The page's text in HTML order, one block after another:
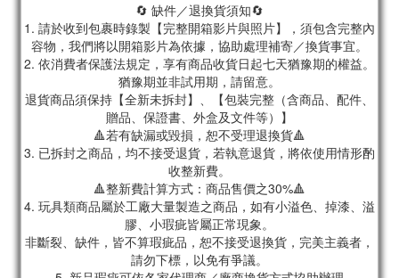
🔄 缺件／退換貨須知🔄
1. 請於收到包裹時錄製【完整開箱影片與照片】，須包含完整內
容物，我們將以開箱影片為依據，協助處理補寄／換貨事宜。
2. 依消費者保護法規定，享有商品收貨日起七天猶豫期的權益。
猶豫期並非試用期，請留意。
退貨商品須保持【全新未拆封】、【包裝完整（含商品、配件、
贈品、保證書、外盒及文件等）】
🔺若有缺漏或毀損，恕不受理退換貨🔺
3. 已拆封之商品，均不接受退貨，若執意退貨，將依使用情形酌
收整新費。
🔺整新費計算方式：商品售價之30%🔺
4. 玩具類商品屬於工廠大量製造之商品，如有小溢色、掉漆、溢
膠、小瑕疵皆屬正常現象。
非斷裂、缺件，皆不算瑕疵品，恕不接受退換貨，完美主義者，
請勿下標，以免有爭議。